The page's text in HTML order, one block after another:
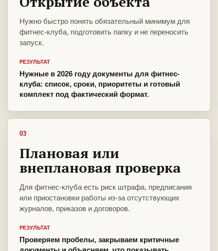
Нужно быстро понять обязательный минимум для
фитнес-клуба, подготовить папку и не переносить
запуск.
РЕЗУЛЬТАТ
Нужные в 2026 году документы для фитнес-
клуба: список, сроки, приоритеты и готовый
комплект под фактический формат.
03
Плановая или
внеплановая проверка
Для фитнес-клуба есть риск штрафа, предписания
или приостановки работы из-за отсутствующих
журналов, приказов и договоров.
РЕЗУЛЬТАТ
Проверяем пробелы, закрываем критичные